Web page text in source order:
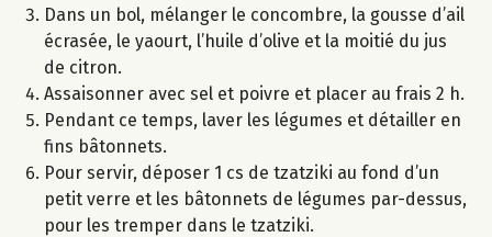
Dans un bol, mélanger le concombre, la gousse d’ail
écrasée, le yaourt, l’huile d’olive et la moitié du jus
de citron.
Assaisonner avec sel et poivre et placer au frais 2 h.
Pendant ce temps, laver les légumes et détailler en
fins bâtonnets.
Pour servir, déposer 1 cs de tzatziki au fond d’un
petit verre et les bâtonnets de légumes par-dessus,
pour les tremper dans le tzatziki.